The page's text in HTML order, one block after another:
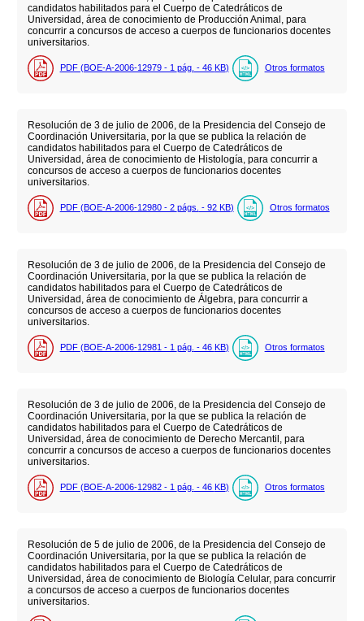
candidatos habilitados para el Cuerpo de Catedráticos de
Universidad, área de conocimiento de Producción Animal, para
concurrir a concursos de acceso a cuerpos de funcionarios docentes
universitarios.
PDF (BOE-A-2006-12979 - 1 pág. - 46 KB) Otros formatos
Resolución de 3 de julio de 2006, de la Presidencia del Consejo de
Coordinación Universitaria, por la que se publica la relación de
candidatos habilitados para el Cuerpo de Catedráticos de
Universidad, área de conocimiento de Histología, para concurrir a
concursos de acceso a cuerpos de funcionarios docentes
universitarios.
PDF (BOE-A-2006-12980 - 2 págs. - 92 KB) Otros formatos
Resolución de 3 de julio de 2006, de la Presidencia del Consejo de
Coordinación Universitaria, por la que se publica la relación de
candidatos habilitados para el Cuerpo de Catedráticos de
Universidad, área de conocimiento de Álgebra, para concurrir a
concursos de acceso a cuerpos de funcionarios docentes
universitarios.
PDF (BOE-A-2006-12981 - 1 pág. - 46 KB) Otros formatos
Resolución de 3 de julio de 2006, de la Presidencia del Consejo de
Coordinación Universitaria, por la que se publica la relación de
candidatos habilitados para el Cuerpo de Catedráticos de
Universidad, área de conocimiento de Derecho Mercantil, para
concurrir a concursos de acceso a cuerpos de funcionarios docentes
universitarios.
PDF (BOE-A-2006-12982 - 1 pág. - 46 KB) Otros formatos
Resolución de 5 de julio de 2006, de la Presidencia del Consejo de
Coordinación Universitaria, por la que se publica la relación de
candidatos habilitados para el Cuerpo de Catedráticos de
Universidad, área de conocimiento de Biología Celular, para concurrir
a concursos de acceso a cuerpos de funcionarios docentes
universitarios.